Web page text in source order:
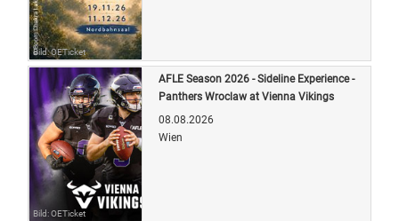
Bild: OETicket
Bild: OETicket
AFLE Season 2026 - Sideline Experience -
Panthers Wroclaw at Vienna Vikings
08.08.2026
Wien